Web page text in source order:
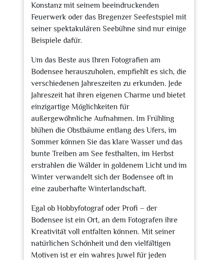
Konstanz mit seinem beeindruckenden
Feuerwerk oder das Bregenzer Seefestspiel mit
seiner spektakulären Seebühne sind nur einige
Beispiele dafür.
Um das Beste aus Ihren Fotografien am
Bodensee herauszuholen, empfiehlt es sich, die
verschiedenen Jahreszeiten zu erkunden. Jede
Jahreszeit hat ihren eigenen Charme und bietet
einzigartige Möglichkeiten für
außergewöhnliche Aufnahmen. Im Frühling
blühen die Obstbäume entlang des Ufers, im
Sommer können Sie das klare Wasser und das
bunte Treiben am See festhalten, im Herbst
erstrahlen die Wälder in goldenem Licht und im
Winter verwandelt sich der Bodensee oft in
eine zauberhafte Winterlandschaft.
Egal ob Hobbyfotograf oder Profi – der
Bodensee ist ein Ort, an dem Fotografen ihre
Kreativität voll entfalten können. Mit seiner
natürlichen Schönheit und den vielfältigen
Motiven ist er ein wahres Juwel für jeden